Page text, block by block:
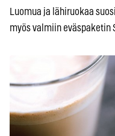
Luomua ja lähiruokaa
myös valmiin eväspaketin